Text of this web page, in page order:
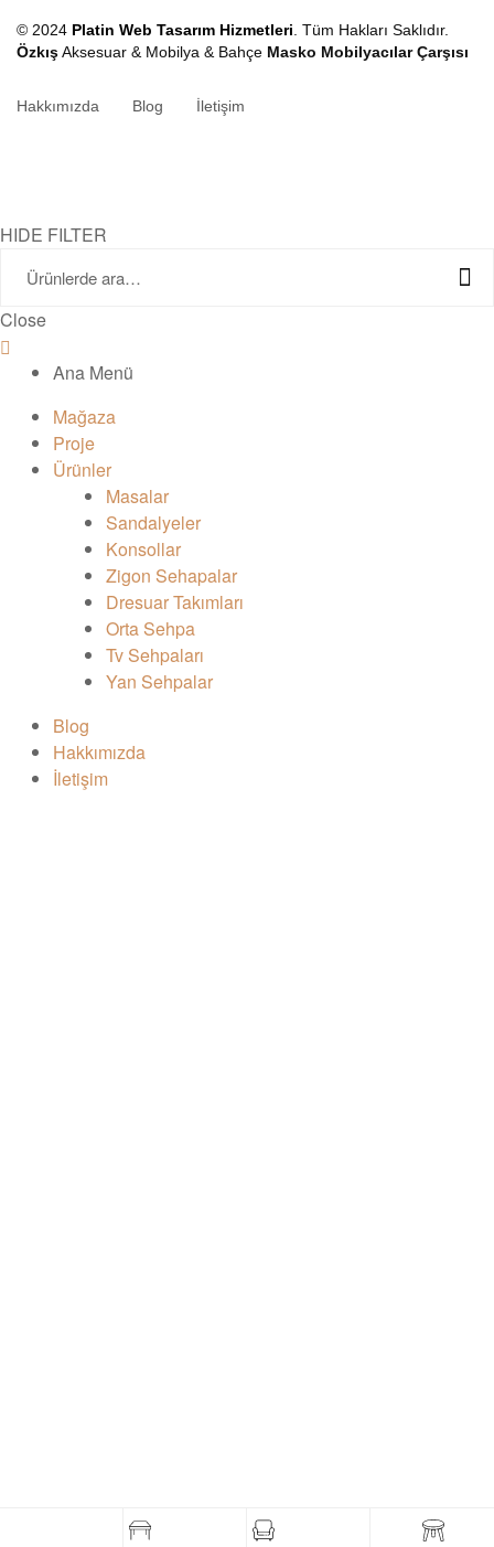
© 2024 Platin Web Tasarım Hizmetleri . Tüm Hakları Saklıdır.
ÖzkışAksesuar & Mobilya & Bahçe Masko Mobilyacılar Çarşısı
Hakkımızda Blog İletişim
HIDE FILTER
Close
Ana Menü
Mağaza
Proje
Ürünler
Masalar
Sandalyeler
Konsollar
Zigon Sehapalar
Dresuar Takımları
Orta Sehpa
Tv Sehpaları
Yan Sehpalar
Blog
Hakkımızda
İletişim